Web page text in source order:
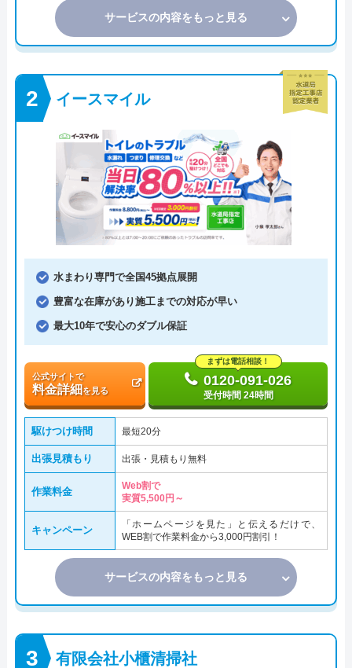
サービスの内容をもっと見る
イースマイル
水まわり専門で全国45拠点展開
豊富な在庫があり施工までの対応が早い
最大10年で安心のダブル保証
公式サイトで
料金詳細を見る
まずは電話相談！
0120-091-026
受付時間 24時間
駆けつけ時間 最短20分
出張見積もり 出張・見積もり無料
作業料金
Web割で
実質5,500円～
キャンペーン
「ホームページを見た」と伝えるだけで、
WEB割で作業料金から3,000円割引！
サービスの内容をもっと見る
有限会社小櫃清掃社